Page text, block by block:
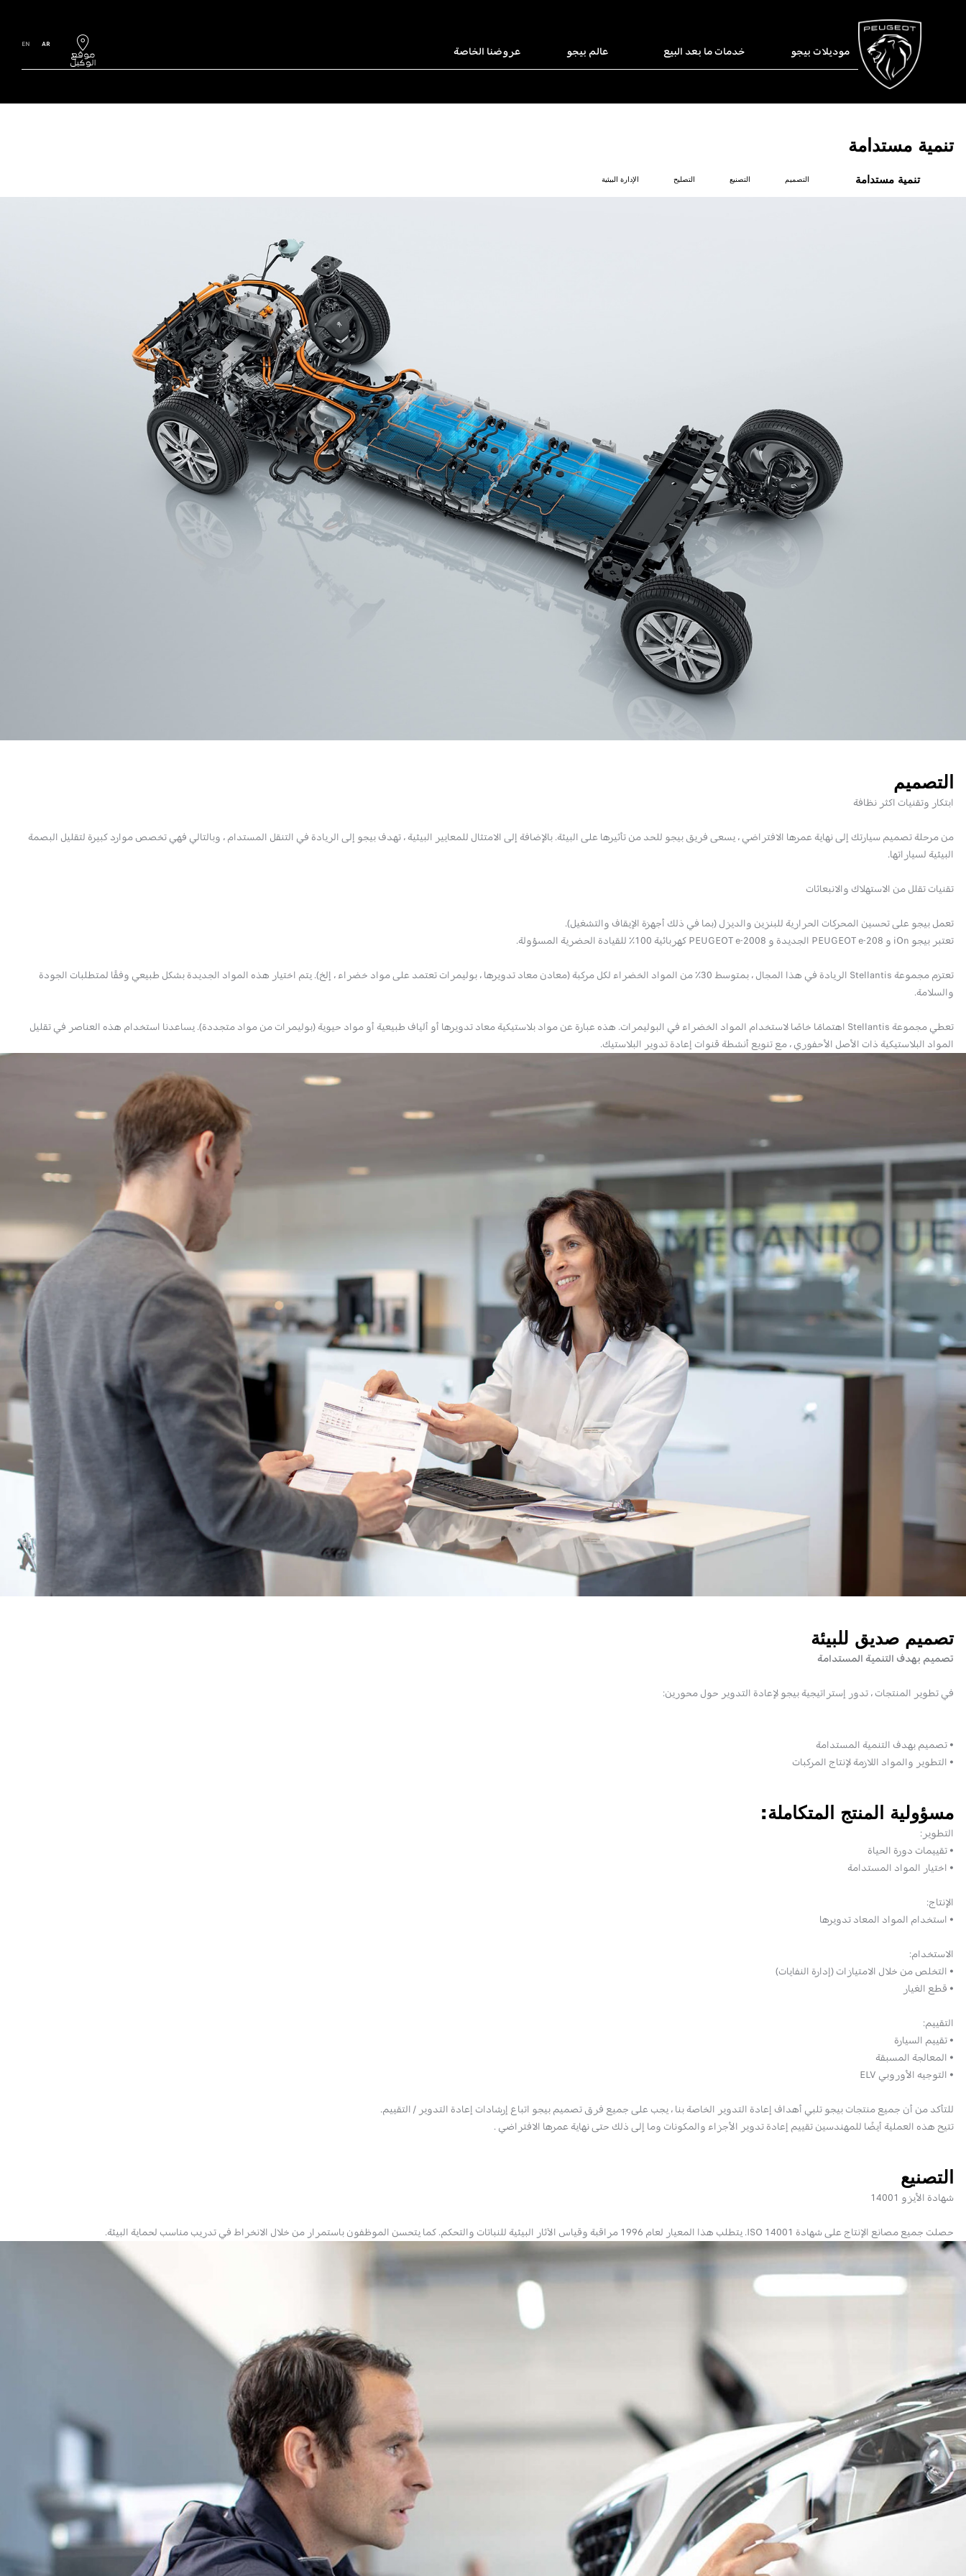
AR
EN
موديلات بيجو خدمات ما بعد البيع عالم بيجو عروضنا الخاصة
تنمية مستدامة
تنمية مستدامة التصميم التصنيع التصليح الإدارة البيئية
التصميم
ابتكار وتقنيات اكثر نظافة
من مرحلة تصميم سيارتك إلى نهاية عمرها الافتراضي ، يسعى فريق بيجو للحد من تأثيرها على البيئة. بالإضافة إلى الامتثال للمعايير البيئية ، تهدف بيجو إلى الريادة في التنقل المستدام ، وبالتالي فهي تخصص موارد كبيرة لتقليل البصمة
البيئية لسياراتها.
تقنيات تقلل من الاستهلاك والانبعاثات
تعمل بيجو على تحسين المحركات الحرارية للبنزين والديزل (بما في ذلك أجهزة الإيقاف والتشغيل).
تعتبر بيجو iOn و PEUGEOT e-208 الجديدة و PEUGEOT e-2008 كهربائية 100٪ للقيادة الحضرية المسؤولة.
تعتزم مجموعة Stellantis الريادة في هذا المجال ، بمتوسط ​​30٪ من المواد الخضراء لكل مركبة (معادن معاد تدويرها ، بوليمرات تعتمد على مواد خضراء ، إلخ). يتم اختيار هذه المواد الجديدة بشكل طبيعي وفقًا لمتطلبات الجودة
والسلامة.
تعطي مجموعة Stellantis اهتمامًا خاصًا لاستخدام المواد الخضراء في البوليمرات. هذه عبارة عن مواد بلاستيكية معاد تدويرها أو ألياف طبيعية أو مواد حيوية (بوليمرات من مواد متجددة). يساعدنا استخدام هذه العناصر في تقليل
المواد البلاستيكية ذات الأصل الأحفوري ، مع تنويع أنشطة قنوات إعادة تدوير البلاستيك.
تصميم صديق للبيئة
تصميم بهدف التنمية المستدامة
في تطوير المنتجات ، تدور إستراتيجية بيجو لإعادة التدوير حول محورين:
• تصميم بهدف التنمية المستدامة
• التطوير والمواد اللازمة لإنتاج المركبات
مسؤولية المنتج المتكاملة:
التطوير:
• تقييمات دورة الحياة
• اختيار المواد المستدامة
الإنتاج:
• استخدام المواد المعاد تدويرها
الاستخدام:
• التخلص من خلال الامتيازات (إدارة النفايات)
• قطع الغيار
التقييم:
• تقييم السيارة
• المعالجة المسبقة
• التوجيه الأوروبي ELV
للتأكد من أن جميع منتجات بيجو تلبي أهداف إعادة التدوير الخاصة بنا ، يجب على جميع فرق تصميم بيجو اتباع إرشادات إعادة التدوير / التقييم.
تتيح هذه العملية أيضًا للمهندسين تقييم إعادة تدوير الأجزاء والمكونات وما إلى ذلك حتى نهاية عمرها الافتراضي .
التصنيع
شهادة الأيزو 14001
حصلت جميع مصانع الإنتاج على شهادة ISO 14001. يتطلب هذا المعيار لعام 1996 مراقبة وقياس الآثار البيئية للنباتات والتحكم. كما يتحسن الموظفون باستمرار من خلال الانخراط في تدريب مناسب لحماية البيئة.